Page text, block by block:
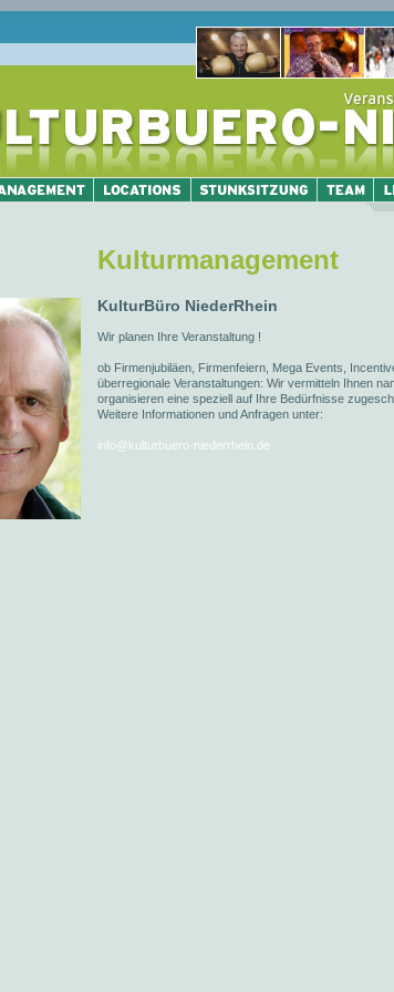
Kulturmanagement
KulturBüro NiederRhein
Wir planen Ihre Veranstaltung !
ob Firmenjubiläen, Firmenfeiern, Mega Events,
überregionale Veranstaltungen: Wir vermitteln Ihnen
organisieren eine speziell auf Ihre Bedürfnisse
Weitere Informationen und Anfragen unter:
info@kulturbuero-niederrhein.de